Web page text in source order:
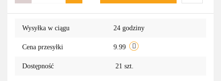
Do
Wysyłka w ciągu 24 godziny
Cena przesyłki 9.99
Dostępność 21 szt.